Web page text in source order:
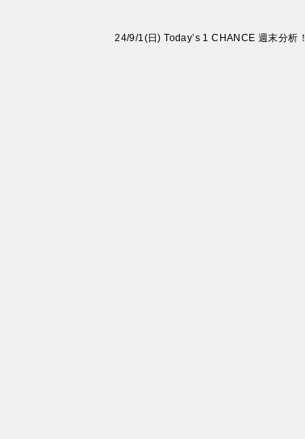
24/9/1(日) Today’s 1 CHANCE 週末分析！